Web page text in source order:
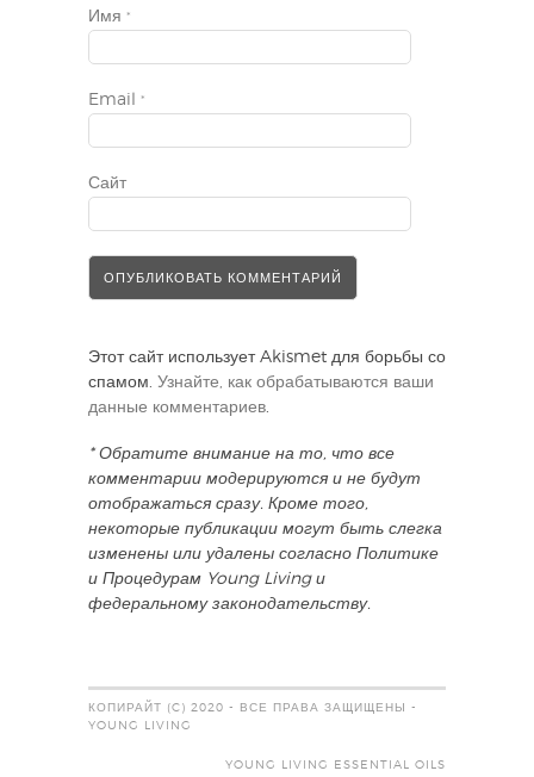
Имя *
Email *
Сайт
Этот сайт использует Akismet для борьбы со
спамом. Узнайте, как обрабатываются ваши
данные комментариев.
* Обратите внимание на то, что все
комментарии модерируются и не будут
отображаться сразу. Кроме того,
некоторые публикации могут быть слегка
изменены или удалены согласно Политике
и Процедурам Young Living и
федеральному законодательству.
КОПИРАЙТ (C) 2020 - ВСЕ ПРАВА ЗАЩИЩЕНЫ -
YOUNG LIVING
YOUNG LIVING ESSENTIAL OILS